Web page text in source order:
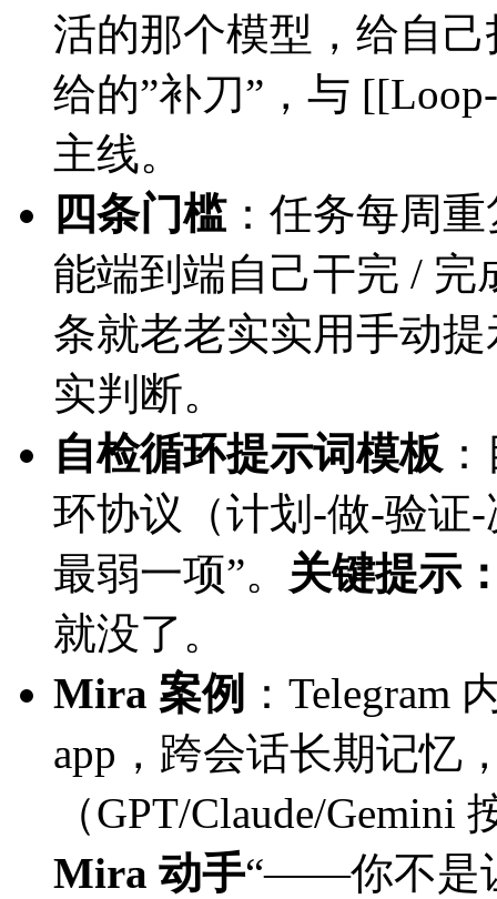
活的那个模型，给自
给的”补刀”，与
主线。
四条门槛：任务每周重
能端到端自己干完 /
条就老老实实用手动
实判断。
自检循环提示词模板
环协议（计划-做-验证
最弱一项”。 关键提示
就没了。
Mira 案例 ：Telegram
app，跨会话长期记忆
（GPT/Claude/Gemini
Mira 动手“——你不是